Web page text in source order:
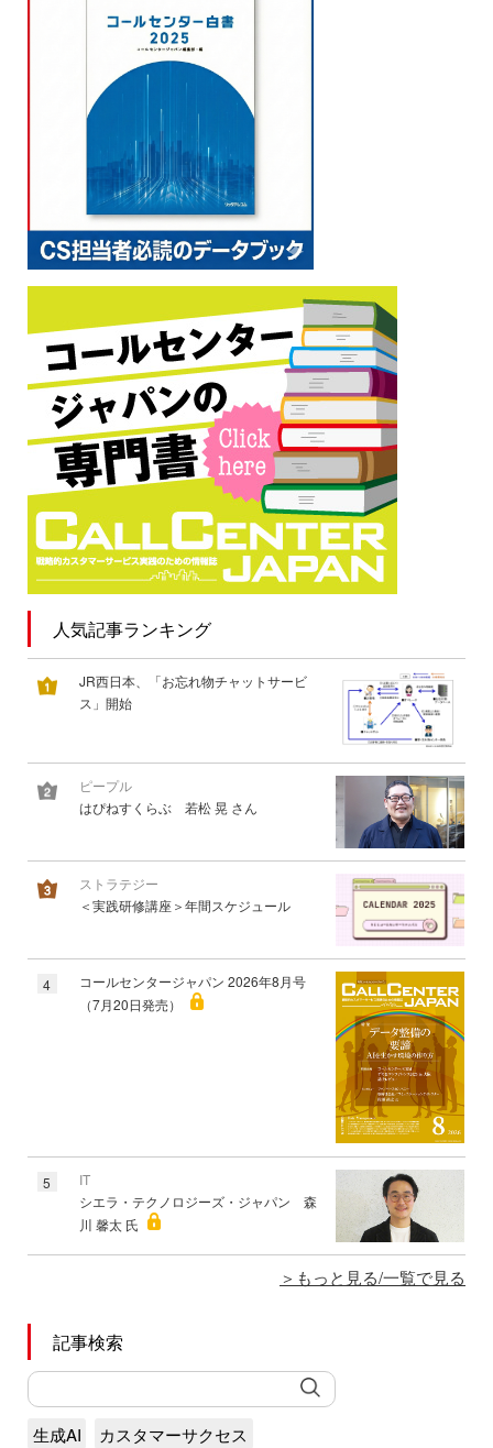
人気記事ランキング
JR西日本、「お忘れ物チャットサービ
ス」開始
ピープル
はぴねすくらぶ 若松 晃 さん
ストラテジー
＜実践研修講座＞年間スケジュール
4
コールセンタージャパン 2026年8月号
（7月20日発売）
5
IT
シエラ・テクノロジーズ・ジャパン 森
川 馨太 氏
もっと見る/一覧で見る
記事検索
生成AI
カスタマーサクセス